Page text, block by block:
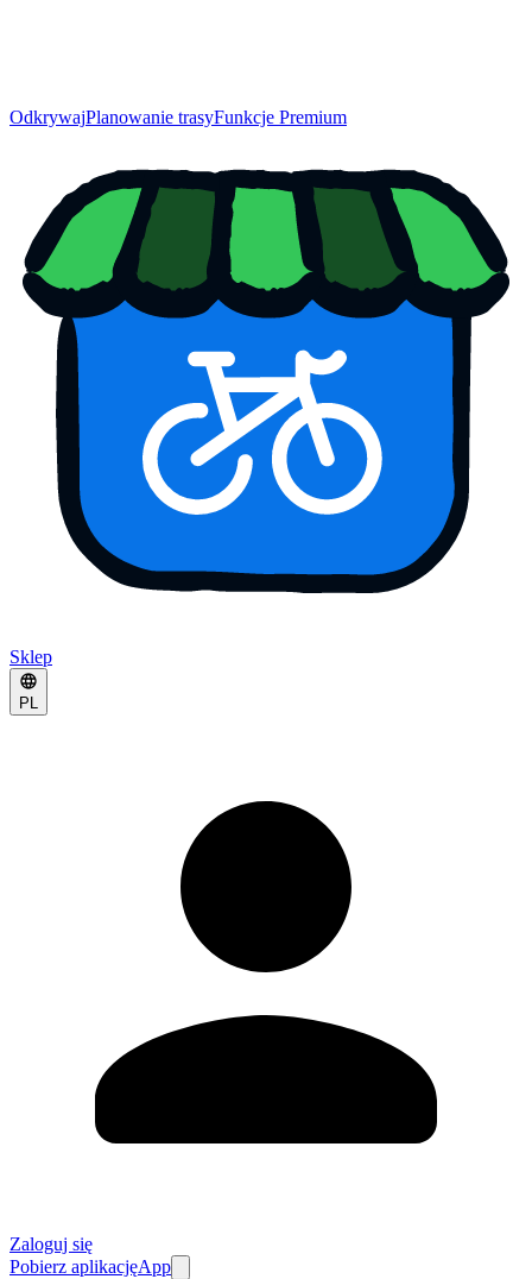
OdkrywajPlanowanie trasyFunkcje Premium
Sklep
PL
Zaloguj się
Pobierz aplikacjęApp